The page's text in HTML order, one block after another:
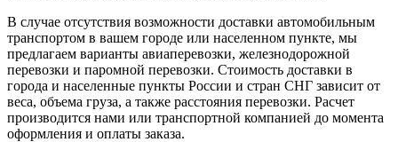
В случае отсутствия возможности доставки автомобильным
транспортом в вашем городе или населенном пункте, мы
предлагаем варианты авиаперевозки, железнодорожной
перевозки и паромной перевозки. Стоимость доставки в
города и населенные пункты России и стран СНГ зависит от
веса, объема груза, а также расстояния перевозки. Расчет
производится нами или транспортной компанией до момента
оформления и оплаты заказа.